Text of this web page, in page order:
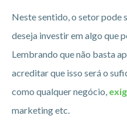
Neste sentido, o setor pode
deseja investir em algo que
Lembrando que não basta
acreditar que isso será o
como qualquer negócio,
marketing etc.